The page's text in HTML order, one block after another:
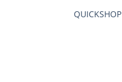
QUICKSHOP